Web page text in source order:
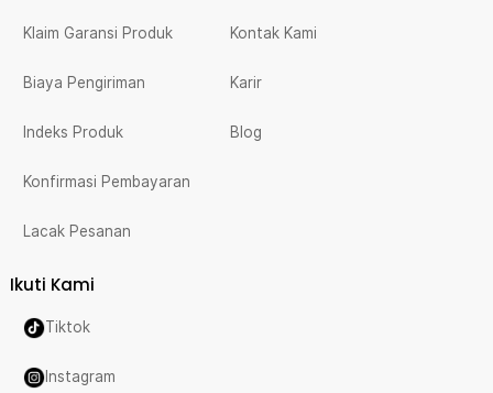
Klaim Garansi Produk
Biaya Pengiriman
Indeks Produk
Konfirmasi Pembayaran
Lacak Pesanan
Kontak Kami
Karir
Blog
Ikuti Kami
Tiktok
Instagram